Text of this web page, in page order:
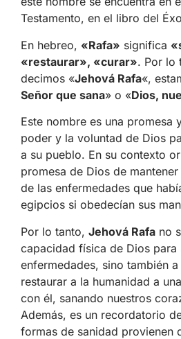
Testamento, en el libro del
En hebreo, «Rafa» significa
«restaurar», «curar». Por lo
decimos «Jehová Rafa«,
Señor que sana» o «Dios,
Este nombre es una promesa
poder y la voluntad de Dios
a su pueblo. En su contexto
promesa de Dios de
de las enfermedades que
egipcios si obedecían sus
Por lo tanto, Jehová Rafa no
capacidad física de Dios para
enfermedades, sino también
restaurar a la humanidad a
con él, sanando nuestros
Además, es un recordatorio
formas de sanidad provienen